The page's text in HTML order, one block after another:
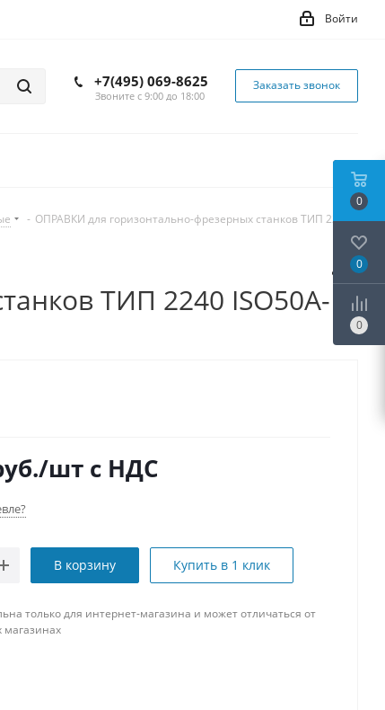
Войти
+7(495) 069-8625
Звоните с 9:00 до 18:00
Заказать звонок
- ОПРАВКИ для горизонтально-фрезерных станков ТИП 2240
ТИП 2240 ISO50A-
/шт с НДС
В корзину Купить в 1 клик
только для интернет-магазина и может отличаться от
магазинах
0
0
0